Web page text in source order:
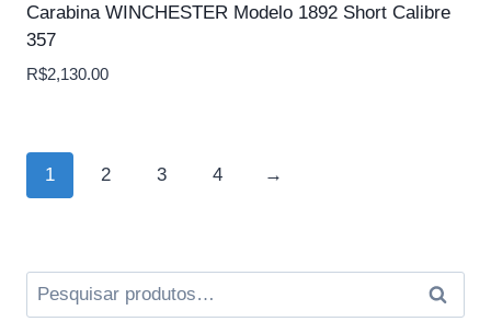
Carabina WINCHESTER Modelo 1892 Short Calibre
357
R$2,130.00
1 2 3 4 →
Pesquisar
por: